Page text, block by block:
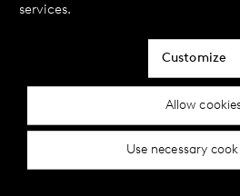
services.
Allow
Customize
Use necessary
Cookie-innstillinger
All rights reserved.